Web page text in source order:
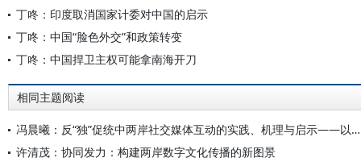
丁咚：印度取消国家计委对中国的启示
丁咚：中国“脸色外交”和政策转变
丁咚：中国捍卫主权可能拿南海开刀
相同主题阅读
冯晨曦：反“独”促统中两岸社交媒体互动的实践、机理与启示——以网红“馆长”、《没出息》及小红书为例
许清茂：协同发力：构建两岸数字文化传播的新图景